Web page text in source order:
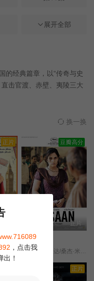
第02集
第08集
展开全部
的经典篇章，以“传奇与史
击官渡、赤壁、夷陵三大
到关羽败走麦城的悲剧，再
国世界。 本片特别引入AI
大提升了观看体验。 重温
慧，领略三国英雄的真性
换一换
正片 豆瓣高分
正片
死生契阔
7.0 瑞恰·查达/桑杰·米什拉/维杰·卡沙尔/潘卡·特里帕蒂/施维塔·特里帕蒂/
正片
，点击我
出！